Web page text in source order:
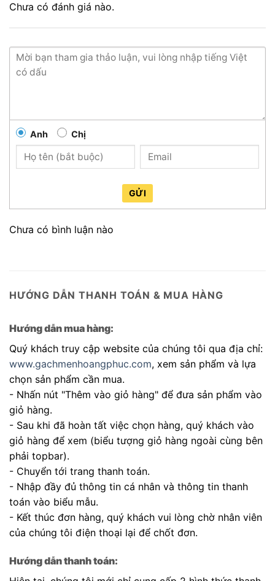
Chưa có đánh giá nào.
Anh Chị
GỬI
Chưa có bình luận nào
HƯỚNG DẪN THANH TOÁN & MUA HÀNG
Hướng dẫn mua hàng:
Quý khách truy cập website của chúng tôi qua địa chỉ:
www.gachmenhoangphuc.com, xem sản phẩm và lựa
chọn sản phẩm cần mua.
- Nhấn nút "Thêm vào giỏ hàng" để đưa sản phẩm vào
giỏ hàng.
- Sau khi đã hoàn tất việc chọn hàng, quý khách vào
giỏ hàng để xem (biểu tượng giỏ hàng ngoài cùng bên
phải topbar).
- Chuyển tới trang thanh toán.
- Nhập đầy đủ thông tin cá nhân và thông tin thanh
toán vào biểu mẫu.
- Kết thúc đơn hàng, quý khách vui lòng chờ nhân viên
của chúng tôi điện thoại lại để chốt đơn.
Hướng dẫn thanh toán: